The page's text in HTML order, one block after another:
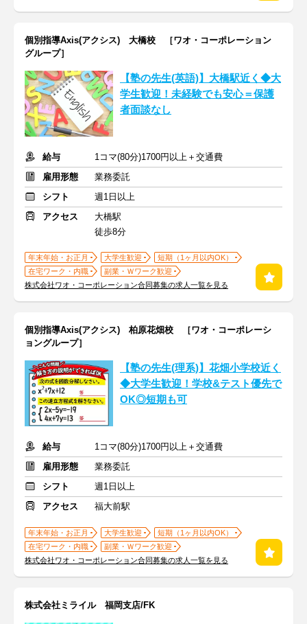
個別指導Axis(アクシス) 大橋校 ［ワオ・コーポレーション
グループ］
【塾の先生(英語)】大橋駅近く◆大
学生歓迎！未経験でも安心＝保護
者面談なし
給与
1コマ(80分)1700円以上＋交通費
雇用形態
業務委託
シフト
週1日以上
アクセス
大橋駅
徒歩8分
年末年始・お正月 大学生歓迎
短期（1ヶ月以内OK）
在宅ワーク・内職
副業・Ｗワーク歓迎
株式会社ワオ・コーポレーション合同募集の求人一覧を見る
個別指導Axis(アクシス) 柏原花畑校 ［ワオ・コーポレーシ
ョングループ］
【塾の先生(理系)】花畑小学校近く
◆大学生歓迎！学校&テスト優先で
OK◎短期も可
給与
1コマ(80分)1700円以上＋交通費
雇用形態
業務委託
シフト
週1日以上
アクセス
福大前駅
年末年始・お正月 大学生歓迎
短期（1ヶ月以内OK）
在宅ワーク・内職
副業・Ｗワーク歓迎
株式会社ワオ・コーポレーション合同募集の求人一覧を見る
株式会社ミライル 福岡支店/FK